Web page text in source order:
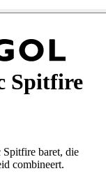
Spitfire
baret, die
combineert.